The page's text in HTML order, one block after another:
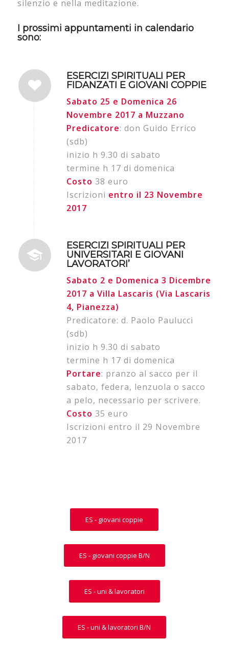
silenzio e nella meditazione.
I prossimi appuntamenti in calendario
sono:
ESERCIZI SPIRITUALI PER
FIDANZATI E GIOVANI COPPIE
Sabato 25 e Domenica 26
Novembre 2017 a Muzzano
Predicatore: don Guido Errico
(sdb)
inizio h 9.30 di sabato
termine h 17 di domenica
Costo 38 euro
Iscrizioni entro il 23 Novembre
2017
ESERCIZI SPIRITUALI PER
UNIVERSITARI E GIOVANI
LAVORATORI’
Sabato 2 e Domenica 3 Dicembre
2017 a Villa Lascaris (Via Lascaris
4, Pianezza)
Predicatore: d. Paolo Paulucci
(sdb)
inizio h 9.30 di sabato
termine h 17 di domenica
Portare: pranzo al sacco per il
sabato, federa, lenzuola o sacco
a pelo, necessario per scrivere.
Costo 35 euro
Iscrizioni entro il 29 Novembre
2017
ES - giovani coppie
ES - giovani coppie B/N
ES - uni & lavoratori
ES - uni & lavoratori B/N